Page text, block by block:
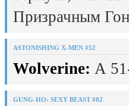
Призрачным
ASTONISHING X-MEN #52
Wolverine: А
GUNG-HO: SEXY BEAST #02